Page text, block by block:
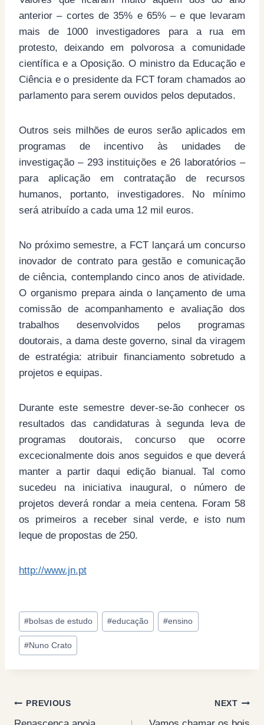
anterior – cortes de 35% e 65% – e que levaram
mais de 1000 investigadores para a rua em
protesto, deixando em polvorosa a comunidade
científica e a Oposição. O ministro da Educação e
Ciência e o presidente da FCT foram chamados ao
parlamento para serem ouvidos pelos deputados.
Outros seis milhões de euros serão aplicados em
programas de incentivo às unidades de
investigação – 293 instituições e 26 laboratórios –
para aplicação em contratação de recursos
humanos, portanto, investigadores. No mínimo
será atribuído a cada uma 12 mil euros.
No próximo semestre, a FCT lançará um concurso
inovador de contrato para gestão e comunicação
de ciência, contemplando cinco anos de atividade.
O organismo prepara ainda o lançamento de uma
comissão de acompanhamento e avaliação dos
trabalhos desenvolvidos pelos programas
doutorais, a dama deste governo, sinal da viragem
de estratégia: atribuir financiamento sobretudo a
projetos e equipas.
Durante este semestre dever-se-ão conhecer os
resultados das candidaturas à segunda leva de
programas doutorais, concurso que ocorre
excecionalmente dois anos seguidos e que deverá
manter a partir daqui edição bianual. Tal como
sucedeu na iniciativa inaugural, o número de
projetos deverá rondar a meia centena. Foram 58
os primeiros a receber sinal verde, e isto num
leque de propostas de 250.
http://www.jn.pt
Post
Tags:
#bolsas de estudo #educação #ensino
#Nuno Crato
PostPREVIOUS NEXT